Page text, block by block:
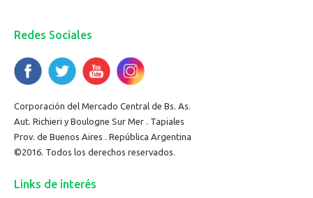
Redes Sociales
Corporación del Mercado Central de Bs. As.
Aut. Richieri y Boulogne Sur Mer . Tapiales
Prov. de Buenos Aires . República Argentina
©2016. Todos los derechos reservados.
Links de interés